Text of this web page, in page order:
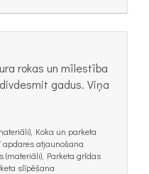
rokas un mīlestība
gadus. Viņa
Koka un parketa
atjaunošana
(materiāli), Parketa grīdas
slīpēšana